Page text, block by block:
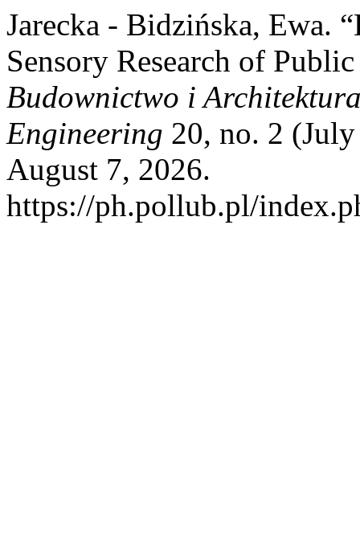
Jarecka - Bidzińska,
Sensory Research of
Budownictwo i
Engineering 20, no. 2
August 7, 2026.
https://ph.pollub.pl/